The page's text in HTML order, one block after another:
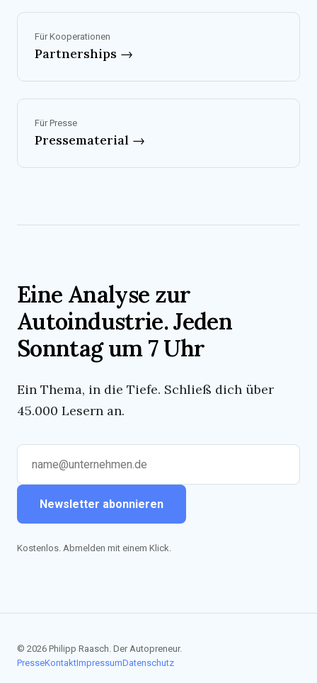
Für Kooperationen
Partnerships →
Für Presse
Pressematerial →
Eine Analyse zur
Autoindustrie. Jeden
Sonntag um 7 Uhr
Ein Thema, in die Tiefe. Schließ dich über
45.000 Lesern an.
Newsletter abonnieren
Kostenlos. Abmelden mit einem Klick.
© 2026 Philipp Raasch. Der Autopreneur.
PresseKontaktImpressumDatenschutz